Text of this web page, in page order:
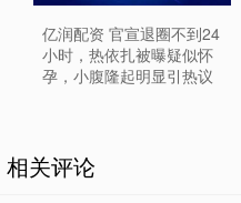
亿润配资 官宣退圈不到24
小时，热依扎被曝疑似怀
孕，小腹隆起明显引热议
相关评论